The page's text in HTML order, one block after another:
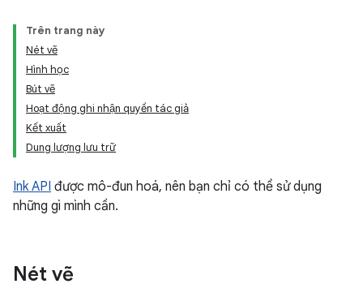
Trên trang này
Nét vẽ
Hình học
Bút vẽ
Hoạt động ghi nhận quyền tác giả
Kết xuất
Dung lượng lưu trữ
Ink API được mô-đun hoá, nên bạn chỉ có thể sử dụng
những gì mình cần.
Nét vẽ